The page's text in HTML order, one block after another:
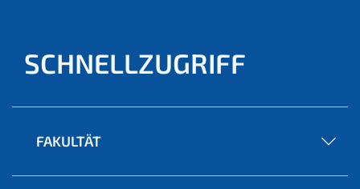
SCHNELLZUGRIFF
FAKULTÄT